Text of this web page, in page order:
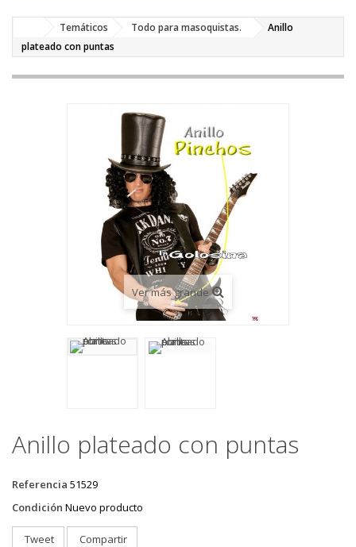
+
PELUCAS, GORROS, CARETAS
Temáticos Todo para masoquistas.
Anillo
plateado con puntas
Ver más grande
Anillo plateado con puntas
Referencia 51529
Condición Nuevo producto
Tweet Compartir